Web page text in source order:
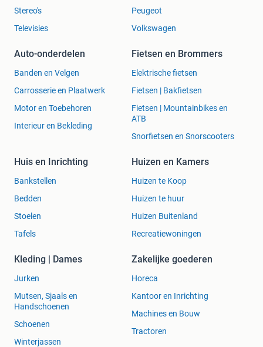
Stereo's
Televisies
Peugeot
Volkswagen
Auto-onderdelen
Banden en Velgen
Carrosserie en Plaatwerk
Motor en Toebehoren
Interieur en Bekleding
Fietsen en Brommers
Elektrische fietsen
Fietsen | Bakfietsen
Fietsen | Mountainbikes en
ATB
Snorfietsen en Snorscooters
Huis en Inrichting
Bankstellen
Bedden
Stoelen
Tafels
Huizen en Kamers
Huizen te Koop
Huizen te huur
Huizen Buitenland
Recreatiewoningen
Kleding | Dames
Jurken
Mutsen, Sjaals en
Handschoenen
Schoenen
Winterjassen
Zakelijke goederen
Horeca
Kantoor en Inrichting
Machines en Bouw
Tractoren